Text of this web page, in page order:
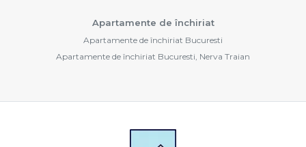
Apartamente de închiriat
Apartamente de închiriat Bucuresti
Apartamente de închiriat Bucuresti, Nerva Traian